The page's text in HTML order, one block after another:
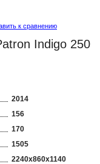
к сравнению
Indigo 250
2014
156
170
1505
2240х860х1140